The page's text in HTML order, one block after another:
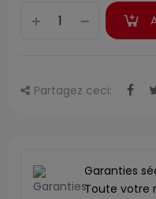
Partagez ceci:
Garanties
Toute votre